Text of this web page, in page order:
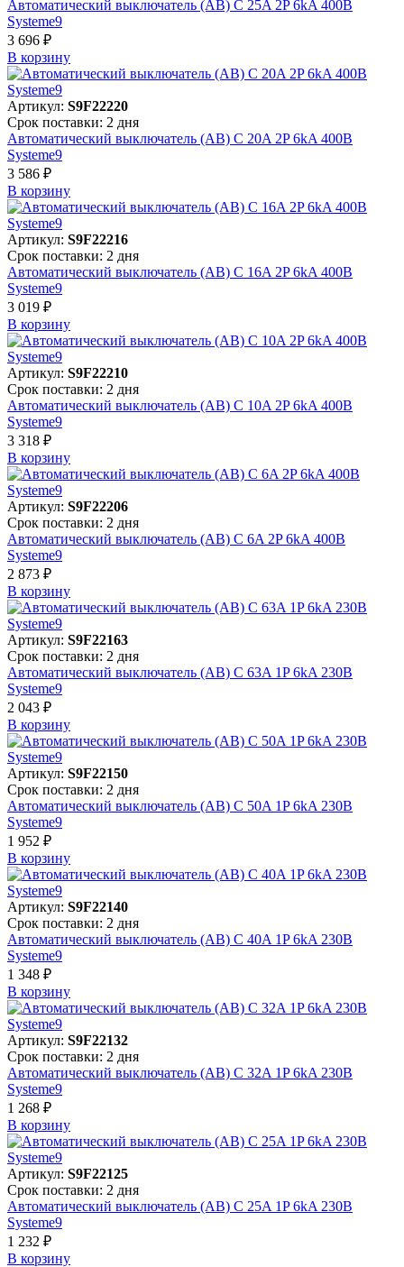
Автоматический выключатель (АВ) C 25A 2P 6kA 400В
Systeme9
3 696 ₽
В корзинy
Артикул: S9F22220
Срок поставки: 2 дня
Автоматический выключатель (АВ) C 20A 2P 6kA 400В
Systeme9
3 586 ₽
В корзинy
Артикул: S9F22216
Срок поставки: 2 дня
Автоматический выключатель (АВ) C 16A 2P 6kA 400В
Systeme9
3 019 ₽
В корзинy
Артикул: S9F22210
Срок поставки: 2 дня
Автоматический выключатель (АВ) C 10A 2P 6kA 400В
Systeme9
3 318 ₽
В корзинy
Артикул: S9F22206
Срок поставки: 2 дня
Автоматический выключатель (АВ) C 6A 2P 6kA 400В
Systeme9
2 873 ₽
В корзинy
Артикул: S9F22163
Срок поставки: 2 дня
Автоматический выключатель (АВ) C 63A 1P 6kA 230В
Systeme9
2 043 ₽
В корзинy
Артикул: S9F22150
Срок поставки: 2 дня
Автоматический выключатель (АВ) C 50A 1P 6kA 230В
Systeme9
1 952 ₽
В корзинy
Артикул: S9F22140
Срок поставки: 2 дня
Автоматический выключатель (АВ) C 40A 1P 6kA 230В
Systeme9
1 348 ₽
В корзинy
Артикул: S9F22132
Срок поставки: 2 дня
Автоматический выключатель (АВ) C 32A 1P 6kA 230В
Systeme9
1 268 ₽
В корзинy
Артикул: S9F22125
Срок поставки: 2 дня
Автоматический выключатель (АВ) C 25A 1P 6kA 230В
Systeme9
1 232 ₽
В корзинy